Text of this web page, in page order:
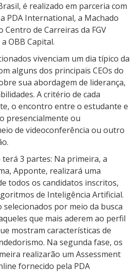
é realizado em parceria com
PDA International, a Machado
Centro de Carreiras da FGV
OBB Capital.
vivenciam um dia típico da
alguns dos principais CEOs do
sua abordagem de liderança,
A critério de cada
o encontro entre o estudante e
presencialmente ou
de videoconferência ou outro
3 partes: Na primeira, a
Apponte, realizará uma
todos os candidatos inscritos,
de Inteligência Artificial.
selecionados por meio da busca
que mais aderem ao perfil
mostram características de
Na segunda fase, os
realizarão um Assessment
fornecido pela PDA